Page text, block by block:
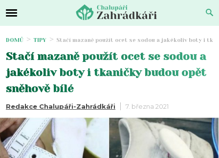
DOMŮ TIPY Stačí mazaně použít ocet se sodou a jakékoliv boty i
Stačí mazaně použít ocet se sodou a
jakékoliv boty i tkaničky budou opět
sněhově bílé
Redakce Chalupáři-Zahrádkáři 7. března 2021